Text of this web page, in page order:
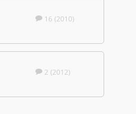
16 (2010)
2 (2012)